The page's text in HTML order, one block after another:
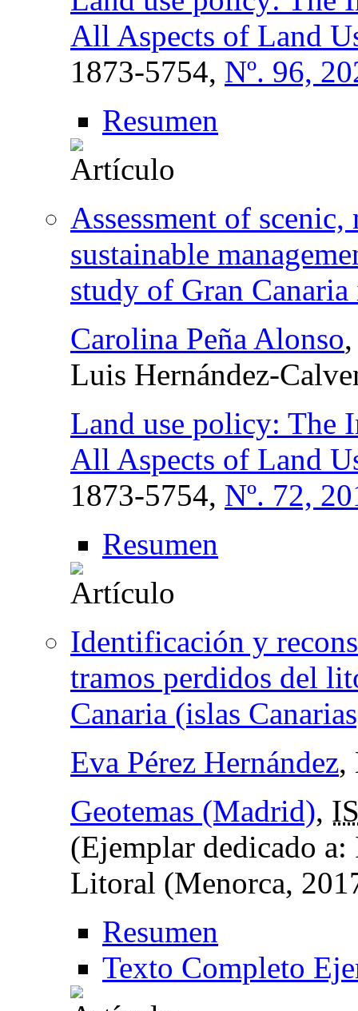
All Aspects of Land
1873-5754, Nº. 96,
Resumen
Assessment of
sustainable
study of Gran
Carolina Peña Alonso
Luis Hernández-
Land use policy: The
All Aspects of Land
1873-5754, Nº. 72,
Resumen
Identificación y
tramos perdidos del
Canaria (islas
Eva Pérez Hernández,
Geotemas (Madrid),
(Ejemplar dedicado
Litoral (Menorca,
Resumen
Texto Completo